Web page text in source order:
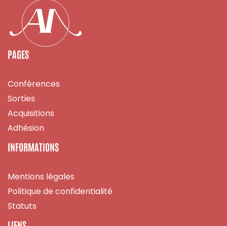
PAGES
Conférences
Sorties
Acquisitions
Adhésion
INFORMATIONS
Mentions légales
Politique de confidentialité
Statuts